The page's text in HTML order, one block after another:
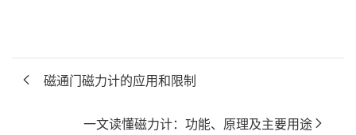
磁通门磁力计的应用和限制
一文读懂磁力计：功能、原理及主要用途